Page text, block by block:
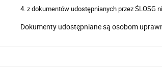
4. z dokumentów udostępnianych przez ŚLOSG
Dokumenty udostępniane są osobom